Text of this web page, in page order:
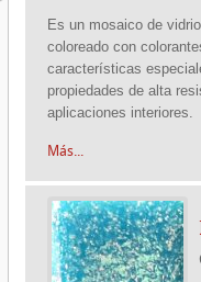
Es un mosaico de
coloreado con
características
propiedades de alta
aplicaciones interiores.
Más...